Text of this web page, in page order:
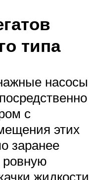
типа
насосы
с
этих
заранее
ровную
жидкости